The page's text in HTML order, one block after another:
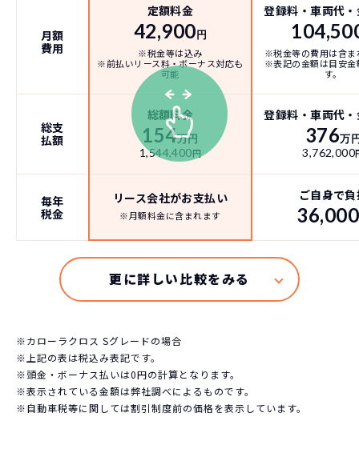
月額
費用
定額料金
42,900円
※税金等は込み
※前払いリース料・ボーナス対応も
可能
登録料・車両代
※税金等の費用は含ま
※表記の金額は目安金
す。
総支
払額
総額料金
154万円
1,544,400円
登録料・車両代
376万
3,762,000
毎年
税金
リース会社がお支払い
※月額料金に含まれます
ご自身で
36,000
※カローラクロス Sグレードの場合
※上記の表は税込み表記です。
※頭金・ボーナス払いは0円の計算となります。
※表示されている金額は弊社調べによるものです。
※自動車税等に関しては割引制度前の価格を表示しています。